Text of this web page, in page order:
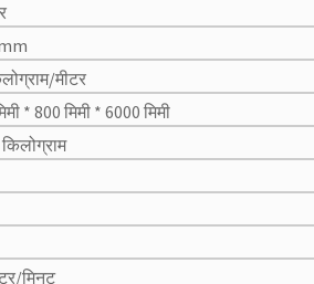
मीटर
* 800 मिमी * 6000 मिमी
मिनट